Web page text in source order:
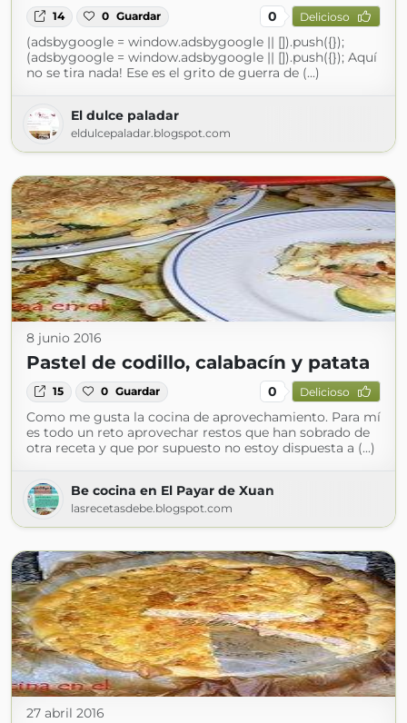
14 0 Guardar 0 Delicioso
(adsbygoogle = window.adsbygoogle || []).push({});
(adsbygoogle = window.adsbygoogle || []).push({}); Aquí
no se tira nada! Ese es el grito de guerra de (...)
El dulce paladar
eldulcepaladar.blogspot.com
8 junio 2016
Pastel de codillo, calabacín y patata
15 0 Guardar 0 Delicioso
Como me gusta la cocina de aprovechamiento. Para mí
es todo un reto aprovechar restos que han sobrado de
otra receta y que por supuesto no estoy dispuesta a (...)
Be cocina en El Payar de Xuan
lasrecetasdebe.blogspot.com
27 abril 2016